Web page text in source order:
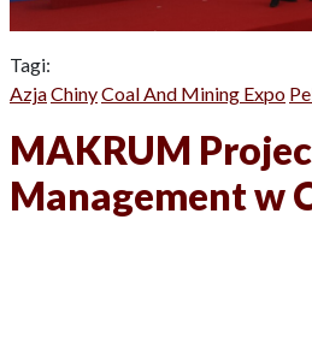
Tagi:
AzjaChinyCoal And Mining Expo
MAKRUM
Management w